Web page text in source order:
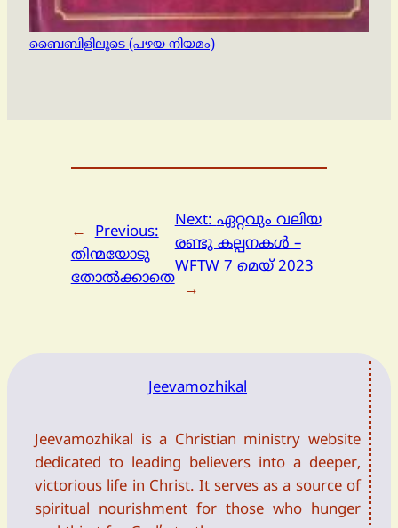
ബൈബിളിലൂടെ (പഴയ നിയമം)
←
Previous:
തിന്മയോടു
തോൽക്കാതെ
Next: ഏറ്റവും വലിയ
രണ്ടു കല്പനകൾ –
WFTW 7 മെയ് 2023
→
Jeevamozhikal
Jeevamozhikal is a Christian ministry website
dedicated to leading believers into a deeper,
victorious life in Christ. It serves as a source of
spiritual nourishment for those who hunger